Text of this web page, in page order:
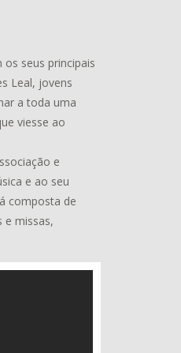
seus principais
Leal, jovens
a toda uma
viesse ao
e
e ao seu
composta de
e missas,